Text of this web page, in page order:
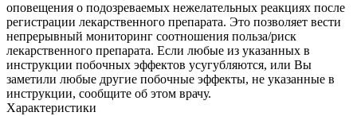
оповещения о подозреваемых нежелательных реакциях после
регистрации лекарственного препарата. Это позволяет вести
непрерывный мониторинг соотношения польза/риск
лекарственного препарата. Если любые из указанных в
инструкции побочных эффектов усугубляются, или Вы
заметили любые другие побочные эффекты, не указанные в
инструкции, сообщите об этом врачу.
Характеристики